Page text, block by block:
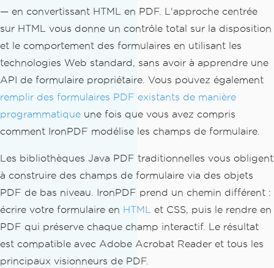
— en convertissant HTML en PDF. L'approche centrée
sur HTML vous donne un contrôle total sur la disposition
et le comportement des formulaires en utilisant les
technologies Web standard, sans avoir à apprendre une
API de formulaire propriétaire. Vous pouvez également
remplir des formulaires PDF existants de manière
programmatique une fois que vous avez compris
comment IronPDF modélise les champs de formulaire.
Les bibliothèques Java PDF traditionnelles vous obligent
à construire des champs de formulaire via des objets
PDF de bas niveau. IronPDF prend un chemin différent :
écrire votre formulaire en HTML
et CSS, puis le rendre en
PDF qui préserve chaque champ interactif. Le résultat
est compatible avec Adobe Acrobat Reader et tous les
principaux visionneurs de PDF.